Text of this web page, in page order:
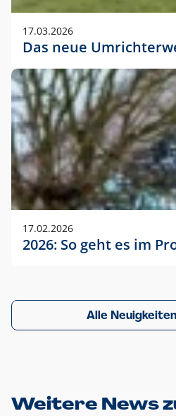
17.03.2026
Das neue
17.02.2026
2026: So geht es im
Alle
Weitere News